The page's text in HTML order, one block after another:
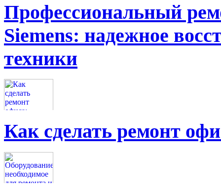
Профессиональный
Siemens: надежное
техники
Как сделать ремонт